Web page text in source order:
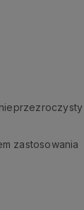
zastosowania